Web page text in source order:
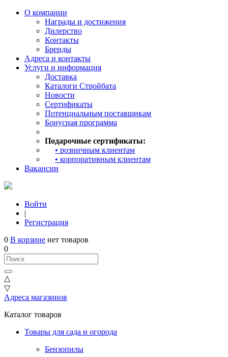
О компании
Награды и достижения
Дилерство
Контакты
Бренды
Адреса и контакты
Услуги и информация
Доставка
Каталоги Стройбата
Новости
Сертификаты
Потенциальным поставщикам
Бонусная программа
Подарочные сертификаты:
• розничным клиентам
• корпоративным клиентам
Вакансии
Войти
|
Регистрация
0 В корзине нет товаров
0
△
▽
Адреса магазинов
Каталог товаров
Товары для сада и огорода
Бензопилы